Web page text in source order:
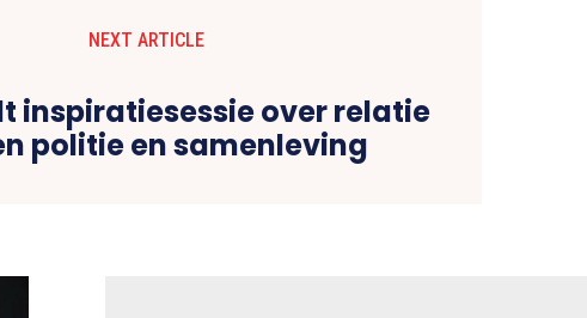
NEXT ARTICLE
inspiratiesessie over relatie
politie en samenleving